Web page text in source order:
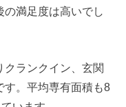
満足度は高いでし
ランクイン、玄関
す。平均専有面積も8